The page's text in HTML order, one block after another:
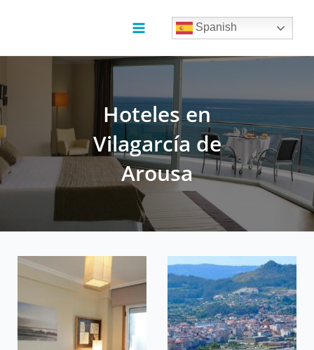
Main
Menu
Spanish
Hoteles en
Vilagarcía de
Arousa